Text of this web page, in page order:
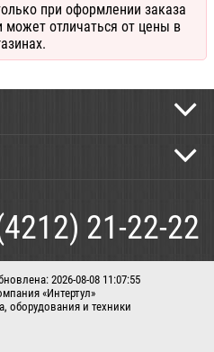
при оформлении заказа
может отличаться от цены в
21-22-22
2026-08-08 11:07:55
«Интертул»
оборудования и техники